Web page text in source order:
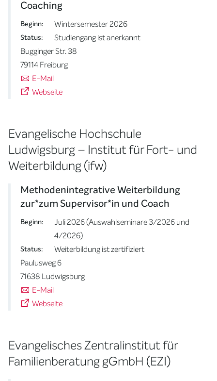
Coaching
Beginn: Wintersemester 2026
Status:
Studiengang ist anerkannt
Bugginger Str. 38
79114 Freiburg
E-Mail
Webseite
Evangelische Hochschule
Ludwigsburg – Institut für Fort- und
Weiterbildung (ifw)
Methodenintegrative Weiterbildung
zur*zum Supervisor*in und Coach
Beginn:
Juli 2026 (Auswahlseminare 3/2026 und
4/2026)
Status:
Weiterbildung ist zertifiziert
Paulusweg 6
71638 Ludwigsburg
E-Mail
Webseite
Evangelisches Zentralinstitut für
Familienberatung gGmbH (EZI)